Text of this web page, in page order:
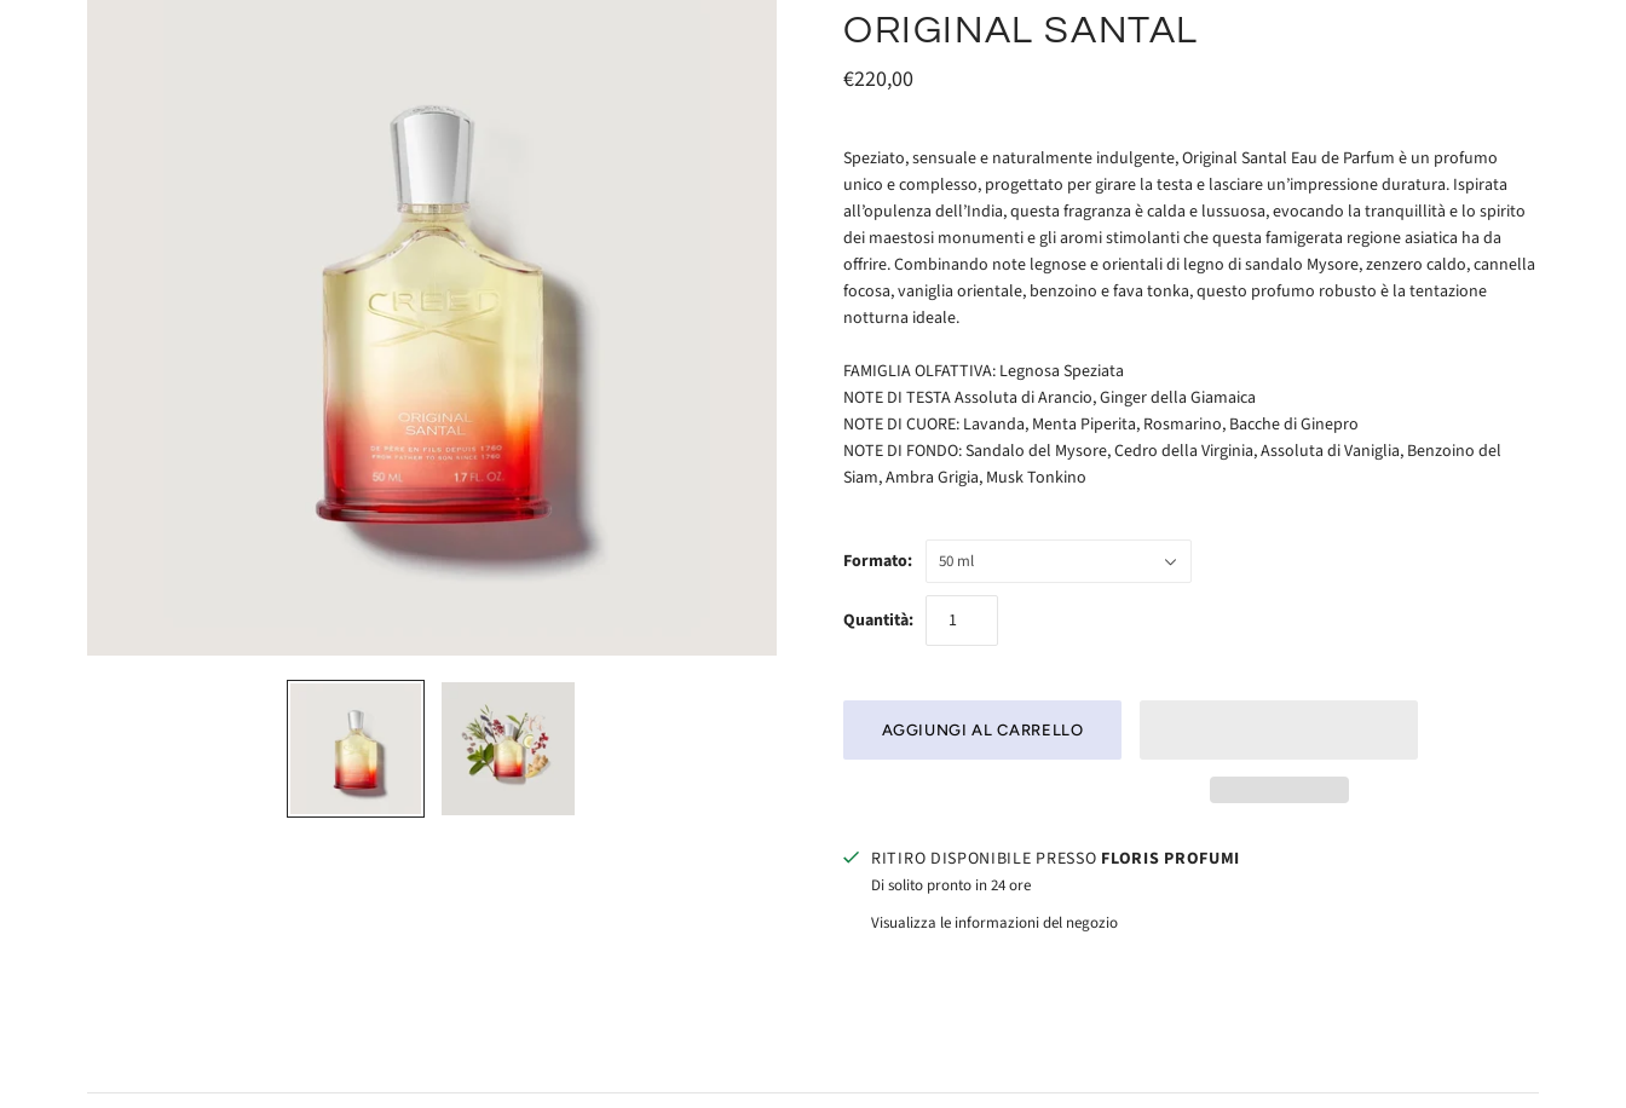
ORIGINAL SANTAL
€220,00
Speziato, sensuale e naturalmente indulgente, Original Santal Eau de Parfum è un profumo
unico e complesso, progettato per girare la testa e lasciare un’impressione duratura. Ispirata
all’opulenza dell’India, questa fragranza è calda e lussuosa, evocando la tranquillità e lo spirito
dei maestosi monumenti e gli aromi stimolanti che questa famigerata regione asiatica ha da
offrire. Combinando note legnose e orientali di legno di sandalo Mysore, zenzero caldo, cannella
focosa, vaniglia orientale, benzoino e fava tonka, questo profumo robusto è la tentazione
notturna ideale.
FAMIGLIA OLFATTIVA: Legnosa Speziata
NOTE DI TESTA Assoluta di Arancio, Ginger della Giamaica
NOTE DI CUORE: Lavanda, Menta Piperita, Rosmarino, Bacche di Ginepro
NOTE DI FONDO: Sandalo del Mysore, Cedro della Virginia, Assoluta di Vaniglia, Benzoino del
Siam, Ambra Grigia, Musk Tonkino
Formato: 50 ml
Quantità:
RITIRO DISPONIBILE PRESSO FLORIS PROFUMI
Di solito pronto in 24 ore
Visualizza le informazioni del negozio